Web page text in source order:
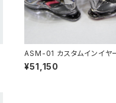
ASM-01 カスタムインイヤ
ター
¥51,150